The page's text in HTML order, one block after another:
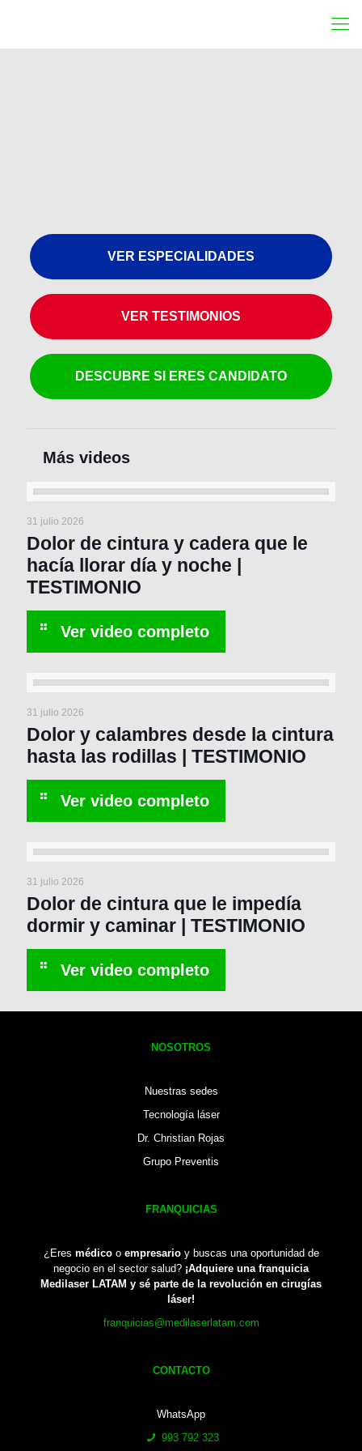
VER ESPECIALIDADES
VER TESTIMONIOS
DESCUBRE SI ERES CANDIDATO
31 julio 2026
Dolor de cintura y cadera que le
hacía llorar día y noche |
TESTIMONIO
31 julio 2026
Dolor y calambres desde la cintura
hasta las rodillas | TESTIMONIO
31 julio 2026
Dolor de cintura que le impedía
dormir y caminar | TESTIMONIO
NOSOTROS
Nuestras sedes
Tecnología láser
Dr. Christian Rojas
Grupo Preventis
FRANQUICIAS
¿Eres médicoo empresarioy buscas una oportunidad de
negocio en el sector salud? ¡Adquiere una franquicia
Medilaser LATAM y sé parte de la revolución en cirugías
láser!
franquicias@medilaserlatam.com
CONTACTO
WhatsApp
993 792 323